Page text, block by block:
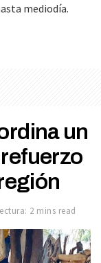
mediodía.
un
2 mins read